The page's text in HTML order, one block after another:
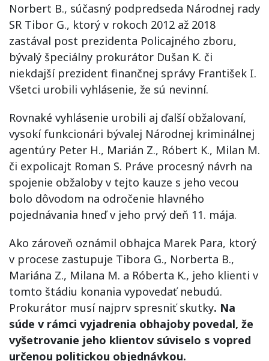
Norbert B., súčasný podpredseda Národnej rady
SR Tibor G., ktorý v rokoch 2012 až 2018
zastával post prezidenta Policajného zboru,
bývalý špeciálny prokurátor Dušan K. či
niekdajší prezident finančnej správy František I.
Všetci urobili vyhlásenie, že sú nevinní.
Rovnaké vyhlásenie urobili aj ďalší obžalovaní,
vysokí funkcionári bývalej Národnej kriminálnej
agentúry Peter H., Marián Z., Róbert K., Milan M.
či expolicajt Roman S. Práve procesný návrh na
spojenie obžaloby v tejto kauze s jeho vecou
bolo dôvodom na odročenie hlavného
pojednávania hneď v jeho prvý deň 11. mája.
Ako zároveň oznámil obhajca Marek Para, ktorý
v procese zastupuje Tibora G., Norberta B.,
Mariána Z., Milana M. a Róberta K., jeho klienti v
tomto štádiu konania vypovedať nebudú.
Prokurátor musí najprv spresniť skutky. Na
súde v rámci vyjadrenia obhajoby povedal, že
vyšetrovanie jeho klientov súviselo s vopred
určenou politickou objednávkou.